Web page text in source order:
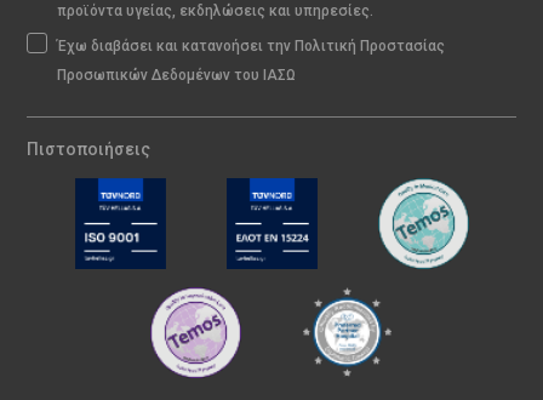
προϊόντα υγείας, εκδηλώσεις και υπηρεσίες.
Έχω διαβάσει και κατανοήσει την Πολιτική Προστασίας
Προσωπικών Δεδομένων του ΙΑΣΩ
Πιστοποιήσεις